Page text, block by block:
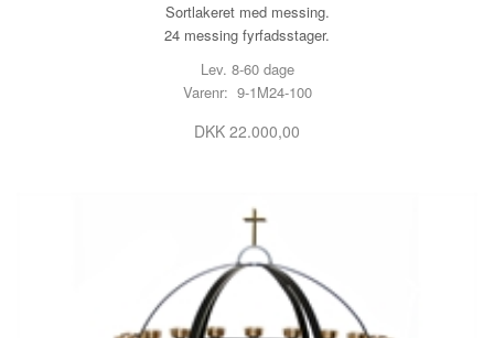
Sortlakeret med messing.
24 messing fyrfadsstager.
Lev. 8-60 dage
Varenr: 9-1M24-100
DKK 22.000,00